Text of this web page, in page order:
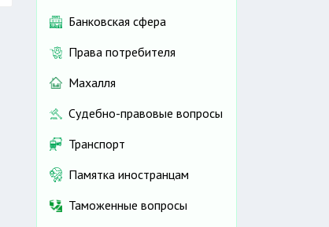
Банковская сфера
Права потребителя
Махалля
Судебно-правовые вопросы
Транспорт
Памятка иностранцам
Таможенные вопросы